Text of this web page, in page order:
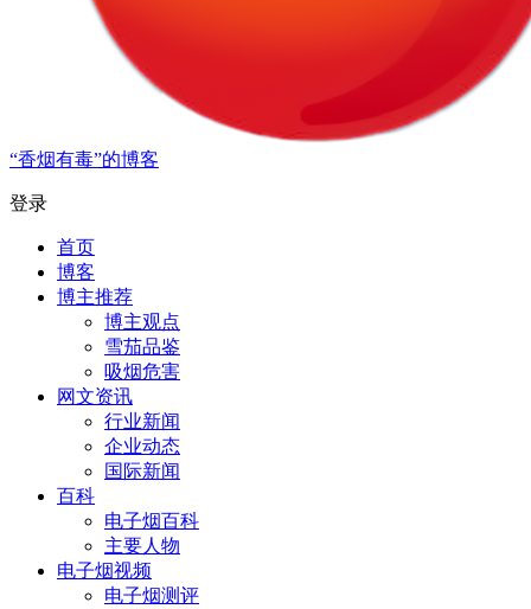
“香烟有毒”的博客
登录
首页
博客
博主推荐
博主观点
雪茄品鉴
吸烟危害
网文资讯
行业新闻
企业动态
国际新闻
百科
电子烟百科
主要人物
电子烟视频
电子烟测评